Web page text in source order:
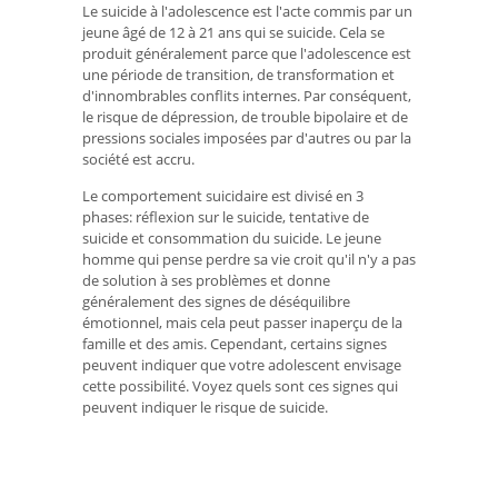
Le suicide à l'adolescence est l'acte commis par un
jeune âgé de 12 à 21 ans qui se suicide. Cela se
produit généralement parce que l'adolescence est
une période de transition, de transformation et
d'innombrables conflits internes. Par conséquent,
le risque de dépression, de trouble bipolaire et de
pressions sociales imposées par d'autres ou par la
société est accru.
Le comportement suicidaire est divisé en 3
phases: réflexion sur le suicide, tentative de
suicide et consommation du suicide. Le jeune
homme qui pense perdre sa vie croit qu'il n'y a pas
de solution à ses problèmes et donne
généralement des signes de déséquilibre
émotionnel, mais cela peut passer inaperçu de la
famille et des amis. Cependant, certains signes
peuvent indiquer que votre adolescent envisage
cette possibilité. Voyez quels sont ces signes qui
peuvent indiquer le risque de suicide.